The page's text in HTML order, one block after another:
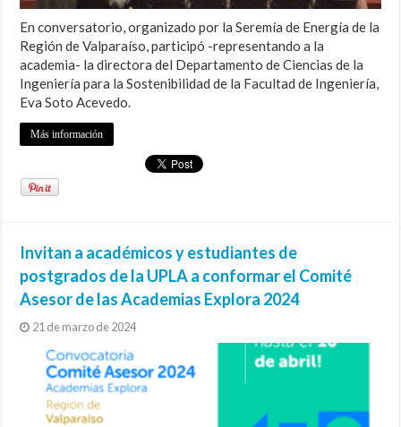
En conversatorio, organizado por la Seremía de Energía de la
Región de Valparaíso, participó -representando a la
academia- la directora del Departamento de Ciencias de la
Ingeniería para la Sostenibilidad de la Facultad de Ingeniería,
Eva Soto Acevedo.
Más información
Invitan a académicos y estudiantes de
postgrados de la UPLA a conformar el Comité
Asesor de las Academias Explora 2024
21 de marzo de 2024